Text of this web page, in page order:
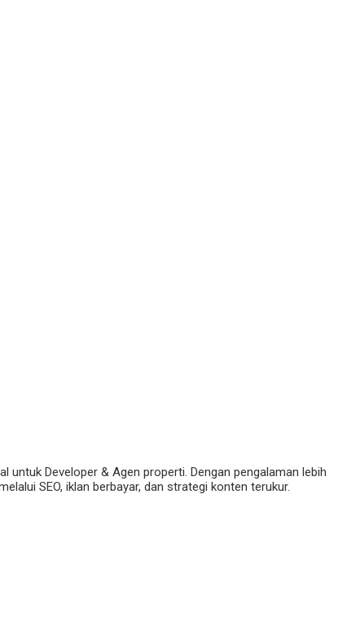
Developer & Agen properti. Dengan pengalaman lebih
SEO, iklan berbayar, dan strategi konten terukur.